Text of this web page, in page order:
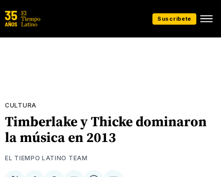
Suscríbete
CULTURA
Timberlake y Thicke dominaron
la música en 2013
EL TIEMPO LATINO TEAM